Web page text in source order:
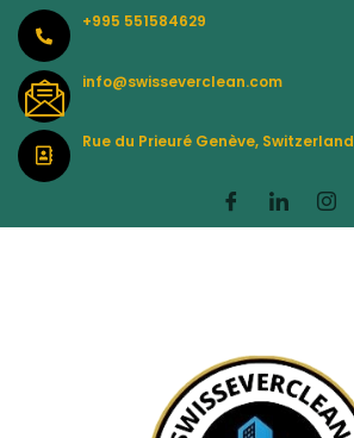
Skip
content
+995 551584629
info@swisseverclean.com
Rue du Prieuré Genève, Switzerland